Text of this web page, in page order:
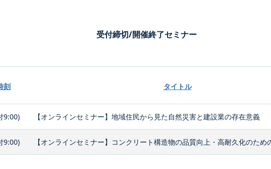
受付締切/開催終了セミナー
刻 タイトル
9:00) 【オンラインセミナー】地域住民から見た自然災害と建設業の存在意義
9:00) 【オンラインセミナー】コンクリート構造物の品質向上・高耐久化のため